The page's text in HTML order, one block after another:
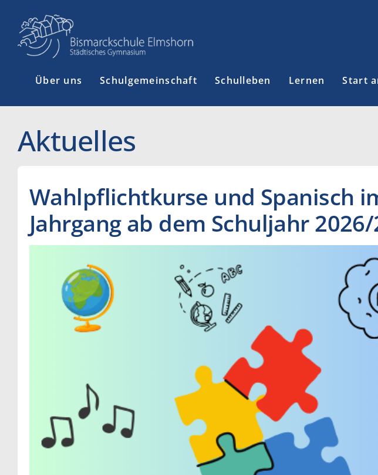
Inhalt
springen
Über uns Schulgemeinschaft Schulleben Lernen Start
Aktuelles
Wahlpflichtkurse und Spanisch
Jahrgang ab dem Schuljahr